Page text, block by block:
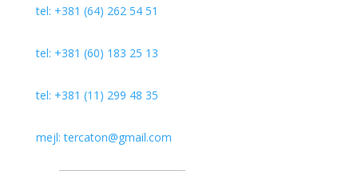
tel: +381 (64) 262 54 51
tel: +381 (60) 183 25 13
tel: +381 (11) 299 48 35
mejl: tercaton@gmail.com